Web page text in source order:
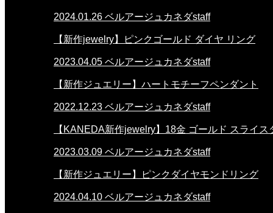
2024.01.26 ベルアージュカネダstaff
【新作jewelry】ピンクゴールド ダイヤ リング
2023.04.05 ベルアージュカネダstaff
【新作ジュエリー】ハートモチーフペンダント
2022.12.23 ベルアージュカネダstaff
【KANEDA新作jewelry】18金 ゴールド スライス
2023.03.09 ベルアージュカネダstaff
【新作ジュエリー】ピンクダイヤモンドリング
2024.04.10 ベルアージュカネダstaff